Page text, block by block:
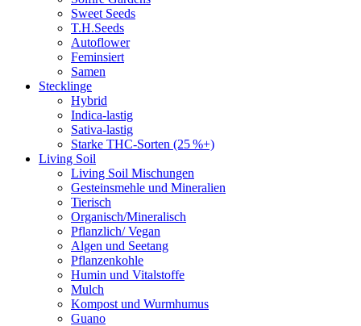
Sweet Seeds
T.H.Seeds
Autoflower
Feminsiert
Samen
Stecklinge
Hybrid
Indica-lastig
Sativa-lastig
Starke THC-Sorten (25 %+)
Living Soil
Living Soil Mischungen
Gesteinsmehle und Mineralien
Tierisch
Organisch/Mineralisch
Pflanzlich/ Vegan
Algen und Seetang
Pflanzenkohle
Humin und Vitalstoffe
Mulch
Kompost und Wurmhumus
Guano